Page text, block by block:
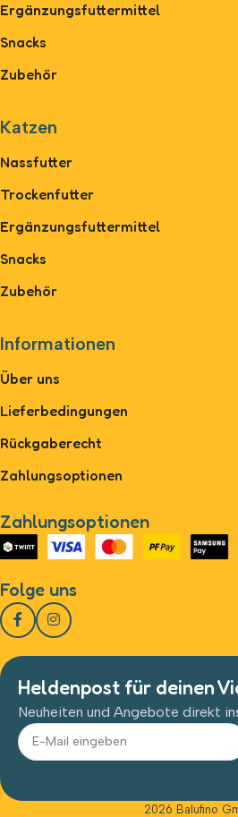
Ergänzungsfuttermittel
Snacks
Zubehör
Katzen
Nassfutter
Trockenfutter
Ergänzungsfuttermittel
Snacks
Zubehör
Informationen
Über uns
Lieferbedingungen
Rückgaberecht
Zahlungsoptionen
Zahlungsoptionen
Folge uns
Heldenpost für deinen
Neuheiten und Angebote direkt
2026 Balufino